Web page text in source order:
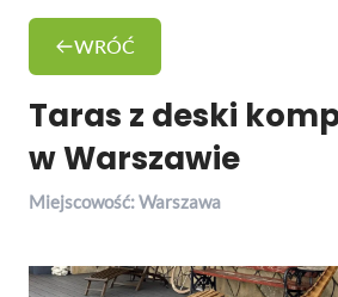
WRÓĆ
Taras z deski
w Warszawie
Miejscowość: Warszawa